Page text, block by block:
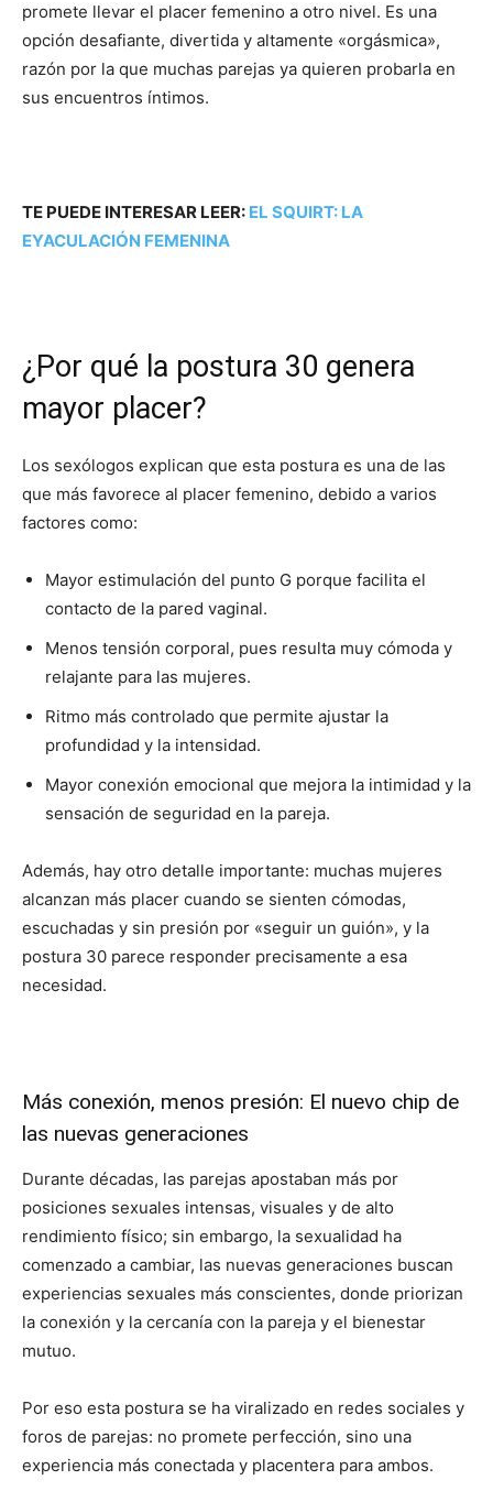
promete llevar el placer femenino a otro nivel. Es una
opción desafiante, divertida y altamente «orgásmica»,
razón por la que muchas parejas ya quieren probarla en
sus encuentros íntimos.
TE PUEDE INTERESAR LEER: EL SQUIRT: LA
EYACULACIÓN FEMENINA
¿Por qué la postura 30 genera
mayor placer?
Los sexólogos explican que esta postura es una de las
que más favorece al placer femenino, debido a varios
factores como:
Mayor estimulación del punto G porque facilita el
contacto de la pared vaginal.
Menos tensión corporal, pues resulta muy cómoda y
relajante para las mujeres.
Ritmo más controlado que permite ajustar la
profundidad y la intensidad.
Mayor conexión emocional que mejora la intimidad y la
sensación de seguridad en la pareja.
Además, hay otro detalle importante: muchas mujeres
alcanzan más placer cuando se sienten cómodas,
escuchadas y sin presión por «seguir un guión», y la
postura 30 parece responder precisamente a esa
necesidad.
Más conexión, menos presión: El nuevo chip de
las nuevas generaciones
Durante décadas, las parejas apostaban más por
posiciones sexuales intensas, visuales y de alto
rendimiento físico; sin embargo, la sexualidad ha
comenzado a cambiar, las nuevas generaciones buscan
experiencias sexuales más conscientes, donde priorizan
la conexión y la cercanía con la pareja y el bienestar
mutuo.
Por eso esta postura se ha viralizado en redes sociales y
foros de parejas: no promete perfección, sino una
experiencia más conectada y placentera para ambos.